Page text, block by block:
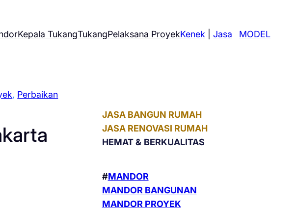
Kepala TukangTukangPelaksana ProyekKenek |Jasa MODEL
, Perbaikan
JASA BANGUN RUMAH
JASA RENOVASI RUMAH
HEMAT & BERKUALITAS
#MANDOR
MANDOR BANGUNAN
MANDOR PROYEK